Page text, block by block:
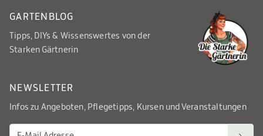
GARTENBLOG
Tipps, DIYs & Wissenswertes von der
Starken Gärtnerin
NEWSLETTER
Infos zu Angeboten, Pflegetipps, Kursen und Veranstaltungen